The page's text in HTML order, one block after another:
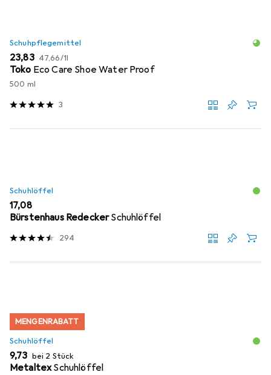
Schuhpflegemittel
EUR
23,83 EUR
47,66/1l
Toko Eco Care Shoe Water Proof
500 ml
3
Schuhlöffel
EUR
17,08
Bürstenhaus RedeckerSchuhlöffel
294
MENGENRABATT
Schuhlöffel
EUR
9,73 bei 2 Stück
MetaltexSchuhlöffel